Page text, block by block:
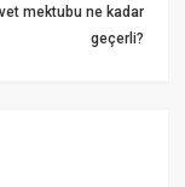
mektubu ne kadar
geçerli?